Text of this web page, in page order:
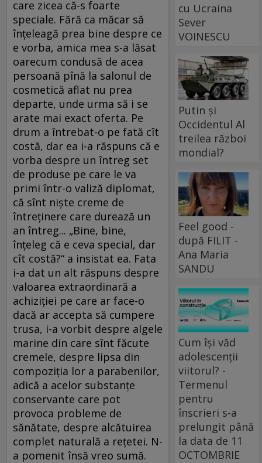
care zicea că-s foarte
speciale. Fără ca măcar să
înţeleagă prea bine despre ce
e vorba, amica mea s-a lăsat
oarecum condusă de acea
persoană pînă la salonul de
cosmetică aflat nu prea
departe, unde urma să i se
arate mai exact oferta. Pe
drum a întrebat-o pe fată cît
costă, dar ea i-a răspuns că e
vorba despre un întreg set
de produse pe care le va
primi într-o valiză diplomat,
că sînt nişte creme de
întreţinere care durează un
an întreg... „Bine, bine,
înţeleg că e ceva special, dar
cît costă?“ a insistat ea. Fata
i-a dat un alt răspuns despre
valoarea extraordinară a
achiziţiei pe care ar face-o
dacă ar accepta să cumpere
trusa, i-a vorbit despre algele
marine din care sînt făcute
cremele, despre lipsa din
compoziţia lor a parabenilor,
adică a acelor substanţe
conservante care pot
provoca probleme de
sănătate, despre alcătuirea
complet naturală a reţetei. N-
a pomenit însă vreo sumă.
cu Ucraina
Sever
VOINESCU
Putin și
Occidentul Al
treilea război
mondial?
Feel good -
după FILIT -
Ana Maria
SANDU
Cum își văd
adolescenții
viitorul? -
Termenul
pentru
înscrieri s-a
prelungit până
la data de 11
OCTOMBRIE